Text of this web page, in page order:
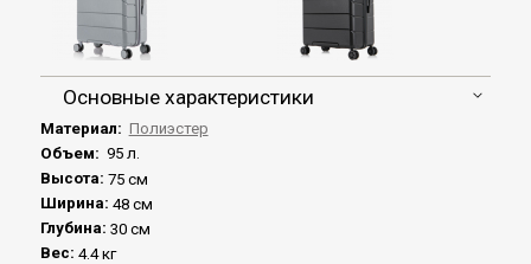
Основные характеристики
Материал: Полиэстер
Объем: 95 л.
Высота: 75 см
Ширина: 48 см
Глубина: 30 см
Вес: 4.4 кг